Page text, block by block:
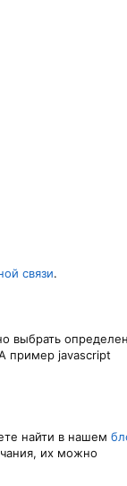
связи.
выбрать
пример javascript
найти в нашем
их можно